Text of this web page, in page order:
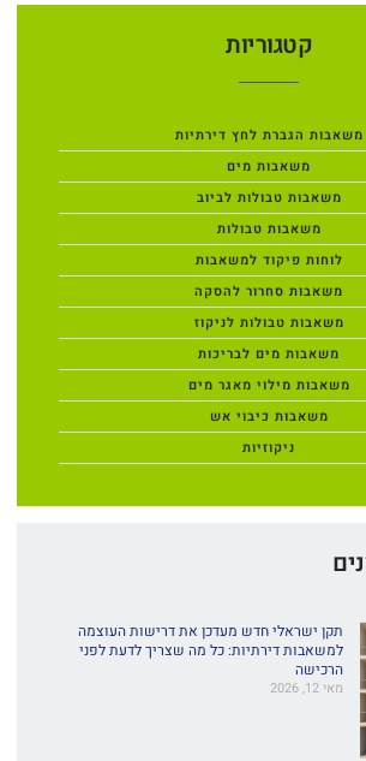
קטגוריות
משאבות הגברת לחץ דירתיות
משאבות מים
משאבות טבולות לביוב
משאבות טבולות
לוחות פיקוד למשאבות
משאבות סחרור להסקה
משאבות טבולות לניקוז
משאבות מים לבריכות
משאבות מילוי מאגר מים
משאבות כיבוי אש
ניקוזיות
תקן ישראלי חדש מעדכן את דרישות העוצמה
למשאבות דירתיות: כל מה שצריך לדעת לפני
הרכישה
מאי 12, 2026